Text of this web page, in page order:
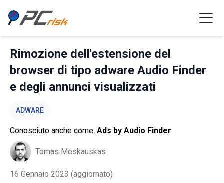
Rimozione dell'estensione del
browser di tipo adware Audio Finder
e degli annunci visualizzati
ADWARE
Conosciuto anche come: Ads by Audio Finder
Tomas Meskauskas
16 Gennaio 2023 (aggiornato)